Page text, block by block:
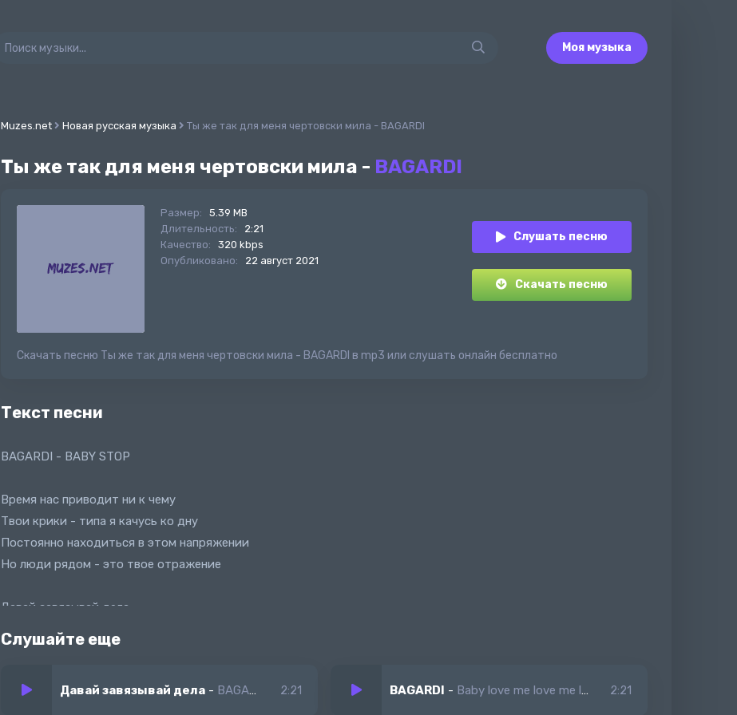
Моя музыка
Muzes.net Новая русская музыка Ты же так для меня чертовски мила - BAGARDI
Ты же так для меня чертовски мила - BAGARDI
Размер:
5.39 MB
Длительность:
2:21
Качество:
320 kbps
Опубликовано:
22 август 2021
Слушать песню
Скачать песню
Скачать песню Ты же так для меня чертовски мила - BAGARDI в mp3 или слушать онлайн бесплатно
Текст песни
BAGARDI - BABY STOP
Время нас приводит ни к чему
Твои крики - типа я качусь ко дну
Постоянно находиться в этом напряжении
Но люди рядом - это твое отражение
Давай завязывай дела
Ты же так для меня чертовски мила
Твоих губ касание меня вечно манит
Слушайте еще
Давай завязывай дела - BAGARDI 2:21 BAGARDI - Baby love me love me love me 2:21